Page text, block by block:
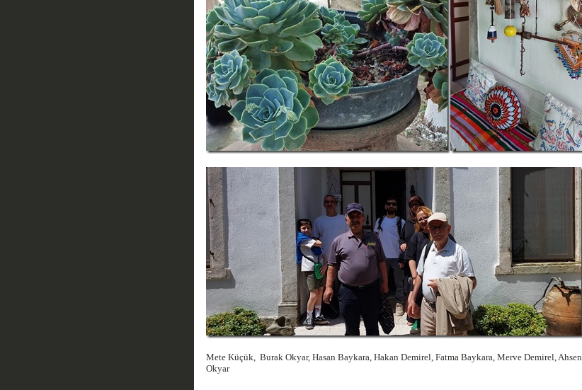
Mete Küçük, Burak Okyar, Hasan Baykara, Hakan Demirel, Fatma Baykara, Merve Demirel, Ahsen
Okyar